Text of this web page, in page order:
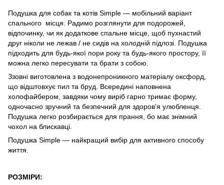
Подушка для собак та котів Simple — мобільний варіант
спального місця. Радимо розглянути для подорожей,
відпочинку, чи як додаткове спальне місце, щоб пухнастий
друг ніколи не лежав / не сидів на холодній підлозі. Подушка
підходить для будь-якої пори року та будь-якого простору, її
можна легко пересувати та брати з собою.
Ззовні виготовлена з водонепроникного матеріалу оксфорд,
що відштовхує пил та бруд. Всередині наповнена
холофайбером, завдяки чому виріб гарно тримає форму,
одночасно зручний та безпечний для здоров’я улюбленця.
Подушка легко розбирається для прання, бо має знімний
чохол на блискавці.
Подушка Simple — найкращий вибір для активного способу
життя.
РОЗМІРИ: